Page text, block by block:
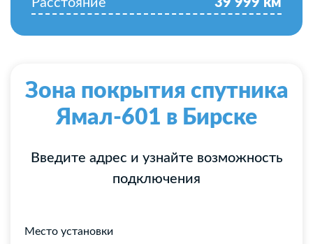
Расстояние
39 999 км
Зона покрытия спутника
Ямал-601 в Бирске
Введите адрес и узнайте возможность
подключения
Место установки